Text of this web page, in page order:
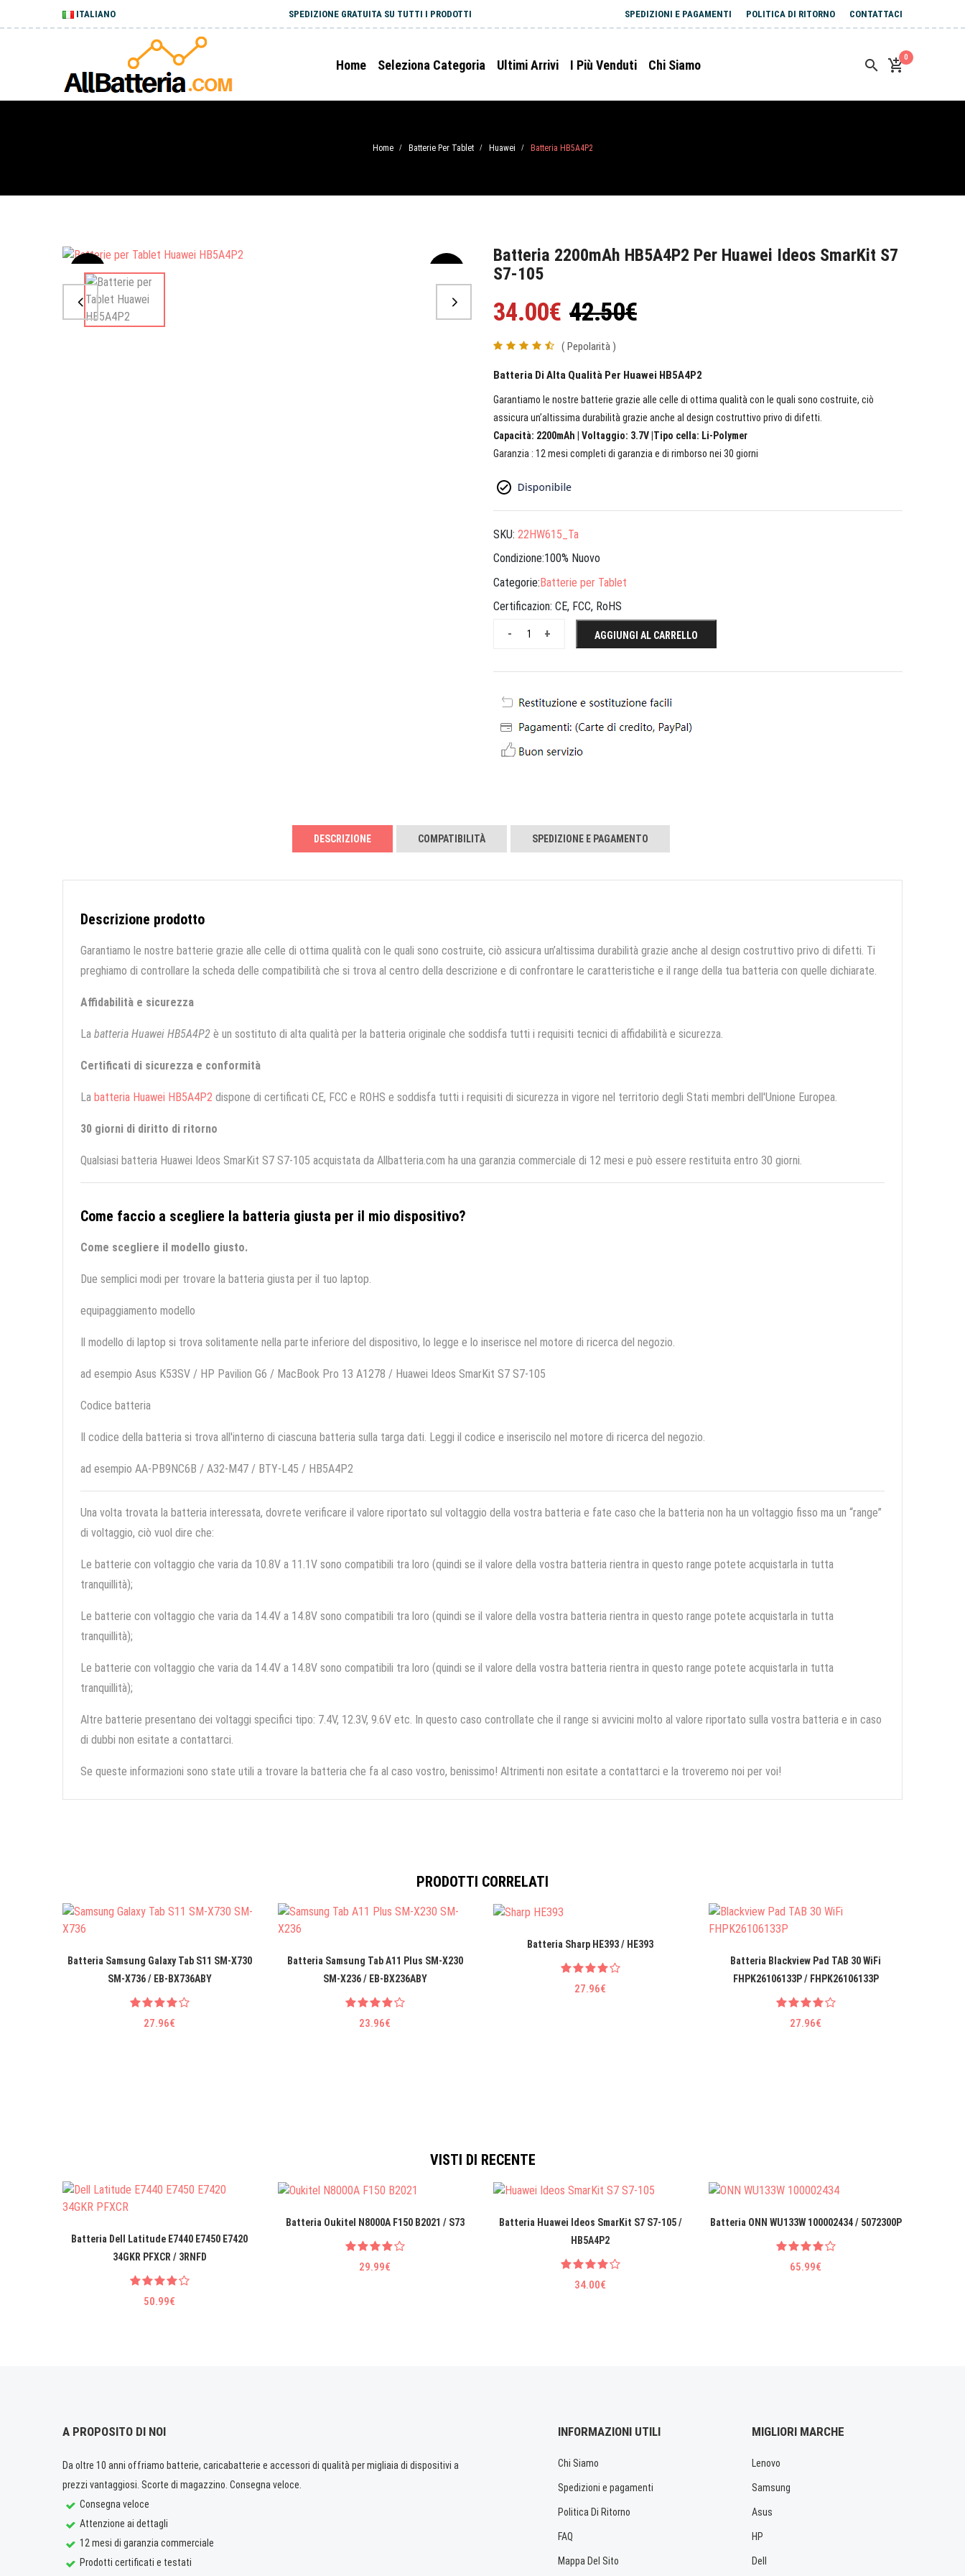
ITALIANO SPEDIZIONE GRATUITA SU TUTTI I PRODOTTI SPEDIZIONI E PAGAMENTI POLITICA DI RITORNO CONTATTACI
Home Seleziona Categoria Ultimi Arrivi I Più Venduti Chi Siamo
0
Home / Batterie Per Tablet / Huawei / Batteria HB5A4P2
Sale
Batteria 2200mAh HB5A4P2 Per Huawei Ideos SmarKit S7
S7-105
34.00€ 42.50€
( Pepolarità )
Batteria Di Alta Qualità Per Huawei HB5A4P2
Garantiamo le nostre batterie grazie alle celle di ottima qualità con le quali sono costruite, ciò
assicura un’altissima durabilità grazie anche al design costruttivo privo di difetti.
Capacità: 2200mAh | Voltaggio: 3.7V |Tipo cella: Li-Polymer
Garanzia : 12 mesi completi di garanzia e di rimborso nei 30 giorni
SKU: 22HW615_Ta
Condizione:100% Nuovo
Categorie:Batterie per Tablet
Certificazion: CE, FCC, RoHS
+
- AGGIUNGI AL CARRELLO
DESCRIZIONE COMPATIBILITÀ SPEDIZIONE E PAGAMENTO
Descrizione prodotto
Garantiamo le nostre batterie grazie alle celle di ottima qualità con le quali sono costruite, ciò assicura un’altissima durabilità grazie anche al design costruttivo privo di difetti. Ti
preghiamo di controllare la scheda delle compatibilità che si trova al centro della descrizione e di confrontare le caratteristiche e il range della tua batteria con quelle dichiarate.
Affidabilità e sicurezza
La batteria Huawei HB5A4P2 è un sostituto di alta qualità per la batteria originale che soddisfa tutti i requisiti tecnici di affidabilità e sicurezza.
Certificati di sicurezza e conformità
La batteria Huawei HB5A4P2 dispone di certificati CE, FCC e ROHS e soddisfa tutti i requisiti di sicurezza in vigore nel territorio degli Stati membri dell'Unione Europea.
30 giorni di diritto di ritorno
Qualsiasi batteria Huawei Ideos SmarKit S7 S7-105 acquistata da Allbatteria.com ha una garanzia commerciale di 12 mesi e può essere restituita entro 30 giorni.
Come faccio a scegliere la batteria giusta per il mio dispositivo?
Come scegliere il modello giusto.
Due semplici modi per trovare la batteria giusta per il tuo laptop.
equipaggiamento modello
Il modello di laptop si trova solitamente nella parte inferiore del dispositivo, lo legge e lo inserisce nel motore di ricerca del negozio.
ad esempio Asus K53SV / HP Pavilion G6 / MacBook Pro 13 A1278 / Huawei Ideos SmarKit S7 S7-105
Codice batteria
Il codice della batteria si trova all'interno di ciascuna batteria sulla targa dati. Leggi il codice e inseriscilo nel motore di ricerca del negozio.
ad esempio AA-PB9NC6B / A32-M47 / BTY-L45 / HB5A4P2
Una volta trovata la batteria interessata, dovrete verificare il valore riportato sul voltaggio della vostra batteria e fate caso che la batteria non ha un voltaggio fisso ma un “range”
di voltaggio, ciò vuol dire che:
Le batterie con voltaggio che varia da 10.8V a 11.1V sono compatibili tra loro (quindi se il valore della vostra batteria rientra in questo range potete acquistarla in tutta
tranquillità);
Le batterie con voltaggio che varia da 14.4V a 14.8V sono compatibili tra loro (quindi se il valore della vostra batteria rientra in questo range potete acquistarla in tutta
tranquillità);
Le batterie con voltaggio che varia da 14.4V a 14.8V sono compatibili tra loro (quindi se il valore della vostra batteria rientra in questo range potete acquistarla in tutta
tranquillità);
Altre batterie presentano dei voltaggi specifici tipo: 7.4V, 12.3V, 9.6V etc. In questo caso controllate che il range si avvicini molto al valore riportato sulla vostra batteria e in caso
di dubbi non esitate a contattarci.
Se queste informazioni sono state utili a trovare la batteria che fa al caso vostro, benissimo! Altrimenti non esitate a contattarci e la troveremo noi per voi!
PRODOTTI CORRELATI
Batteria Samsung Galaxy Tab S11 SM-X730
SM-X736 / EB-BX736ABY
27.96€
Batteria Samsung Tab A11 Plus SM-X230
SM-X236 / EB-BX236ABY
23.96€
Batteria Sharp HE393 / HE393
27.96€
Batteria Blackview Pad TAB 30 WiFi
FHPK26106133P / FHPK26106133P
27.96€
VISTI DI RECENTE
Batteria Dell Latitude E7440 E7450 E7420
34GKR PFXCR / 3RNFD
50.99€
Batteria Oukitel N8000A F150 B2021 / S73
29.99€
Batteria Huawei Ideos SmarKit S7 S7-105 /
HB5A4P2
34.00€
Batteria ONN WU133W 100002434 / 5072300P
65.99€
A PROPOSITO DI NOI
Da oltre 10 anni offriamo batterie, caricabatterie e accessori di qualità per migliaia di dispositivi a
prezzi vantaggiosi. Scorte di magazzino. Consegna veloce.
Consegna veloce
Attenzione ai dettagli
12 mesi di garanzia commerciale
Prodotti certificati e testati
INFORMAZIONI UTILI
Chi Siamo
Spedizioni e pagamenti
Politica Di Ritorno
FAQ
Mappa Del Sito
MIGLIORI MARCHE
Lenovo
Samsung
Asus
HP
Dell